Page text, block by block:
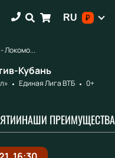
RU ₽
Локомо...
Кубань
Единая Лига ВТБ
0+
НАШИ ПРЕИМУЩЕСТВА